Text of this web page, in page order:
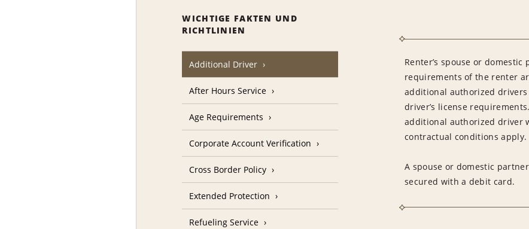
WICHTIGE FAKTEN UND
RICHTLINIEN
Additional Driver
Renter’s spouse or
requirements of the renter
additional authorized
driver’s license
additional authorized driver
contractual conditions apply.
A spouse or domestic
secured with a debit card.
After Hours Service
Age Requirements
Corporate Account Verification
Cross Border Policy
Extended Protection
Refueling Service